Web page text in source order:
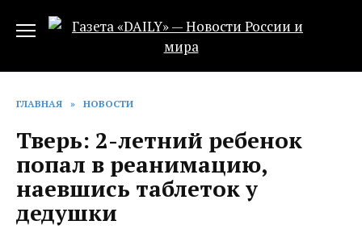
ГЛАВНАЯ » НОВОСТИ
Тверь: 2-летний ребенок
попал в реанимацию,
наевшись таблеток у
дедушки